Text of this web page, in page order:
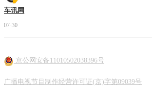
车讯网
07-30
京公网安备11010502038396号
广播电视节目制作经营许可证(京)字第09039号